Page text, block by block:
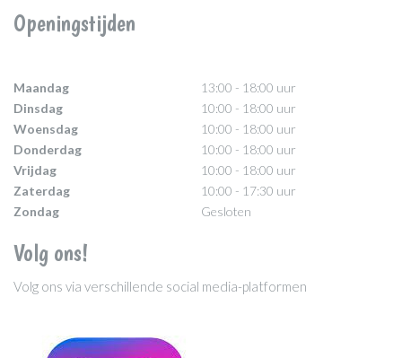
Openingstijden
Maandag
13:00 - 18:00 uur
Dinsdag
10:00 - 18:00 uur
Woensdag
10:00 - 18:00 uur
Donderdag
10:00 - 18:00 uur
Vrijdag
10:00 - 18:00 uur
Zaterdag
10:00 - 17:30 uur
Zondag
Gesloten
Volg ons!
Volg ons via verschillende social media-platformen